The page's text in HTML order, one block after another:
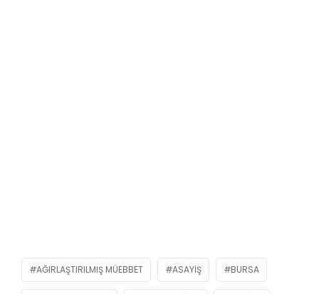
AĞIRLAŞTIRILMIŞ MÜEBBET ASAYIŞ BURSA